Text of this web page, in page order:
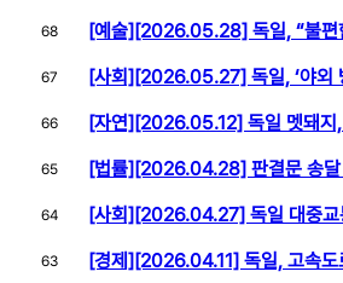
68 [예술][2026.05.28] 독일, “불편
67 [사회][2026.05.27] 독일, ‘야외
66 [자연][2026.05.12] 독일 멧돼지
65 [법률][2026.04.28] 판결문 송
64 [사회][2026.04.27] 독일 대중교
63 [경제][2026.04.11] 독일, 고속도